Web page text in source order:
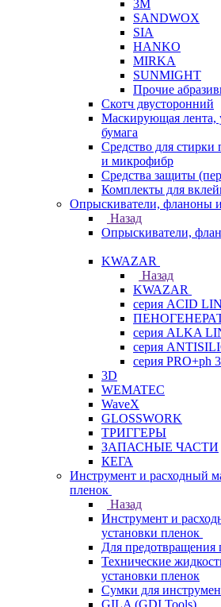
3М
SANDWOX
SIA
HANKO
MIRKA
SUNMIGHT
Прочие
Скотч двусторонний
Маскирующая лента,
бумага
Средство для стирки
и микрофибр
Средства защиты
Комплекты для
Опрыскиватели, фланоны
Назад
Опрыскиватели,
KWAZAR
Назад
KWAZAR
серия ACID
серия ALKA
серия
серия PRO+ph
3D
WEMATEC
WaveX
GLOSSWORK
ТРИГГЕРЫ
ЗАПАСНЫЕ ЧАСТИ
КЕГА
Инструмент и расходный
пленок
Назад
Инструмент и
установки пленок
Для предотвращения
Технические
установки пленок
Сумки для
GILA (GDI Tools)